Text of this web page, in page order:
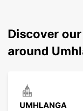
Discover
around
UMHLANGA